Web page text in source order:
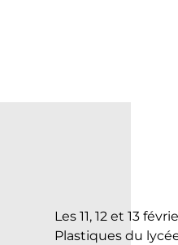
Les 11, 12 et 13
Plastiques du